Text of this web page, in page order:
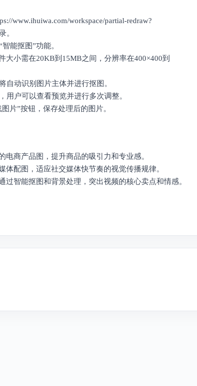
www.ihuiwa.com/workspace/partial-redraw?
。
能抠图”功能。
大小需在20KB到15MB之间，分辨率在400×400到
自动识别图片主体并进行抠图。
用户可以查看预览并进行多次调整。
片”按钮，保存处理后的图片。
商产品图，提升商品的吸引力和专业感。
配图，适应社交媒体快节奏的视觉传播规律。
过智能抠图和背景处理，突出视频的核心卖点和情感。